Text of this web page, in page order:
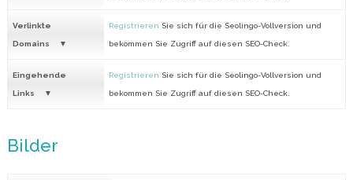
Verlinkte
Domains
Registrieren Sie sich für die Seolingo-Vollversion und
bekommen Sie Zugriff auf diesen SEO-Check.
Eingehende
Links
Registrieren Sie sich für die Seolingo-Vollversion und
bekommen Sie Zugriff auf diesen SEO-Check.
Bilder